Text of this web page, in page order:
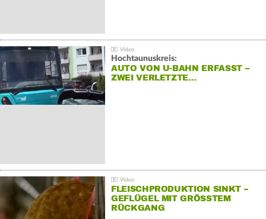
Hochtaunuskreis:
AUTO VON U-BAHN ERFASST –
ZWEI VERLETZTE…
FLEISCHPRODUKTION SINKT –
GEFLÜGEL MIT GRÖSSTEM R
ÜCKGANG